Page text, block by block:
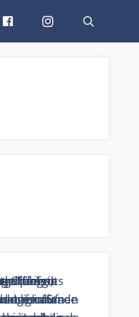
FacebookInstagram